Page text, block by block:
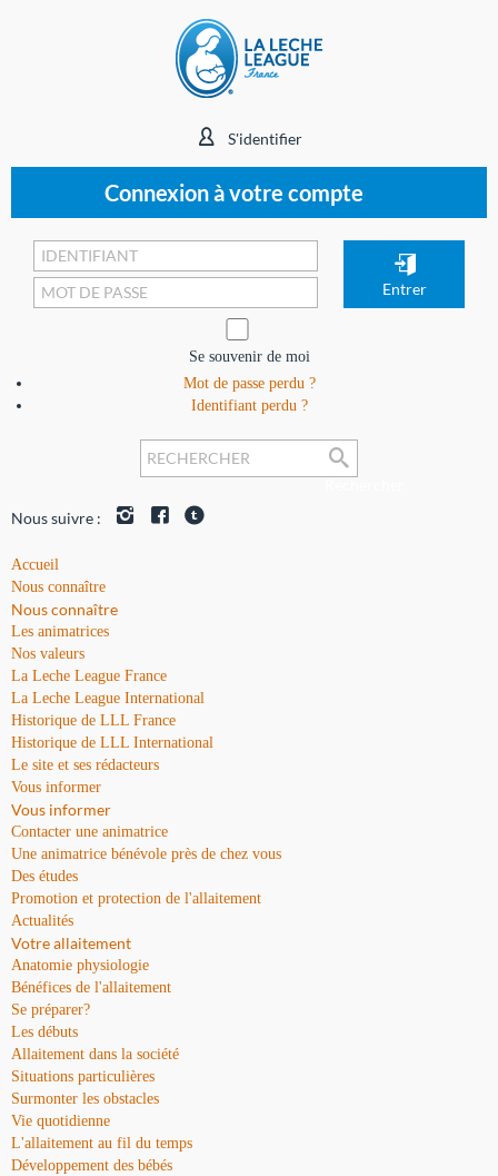
S'identifier
Connexion à votre compte
Se souvenir de moi
Mot de passe perdu ?
Identifiant perdu ?
Nous suivre :
Accueil
Nous connaître
Nous connaître
Les animatrices
Nos valeurs
La Leche League France
La Leche League International
Historique de LLL France
Historique de LLL International
Le site et ses rédacteurs
Vous informer
Vous informer
Contacter une animatrice
Une animatrice bénévole près de chez vous
Des études
Promotion et protection de l'allaitement
Actualités
Votre allaitement
Anatomie physiologie
Bénéfices de l'allaitement
Se préparer?
Les débuts
Allaitement dans la société
Situations particulières
Surmonter les obstacles
Vie quotidienne
L'allaitement au fil du temps
Développement des bébés